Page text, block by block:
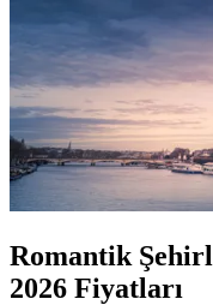
Romantik
2026 Fiyatları